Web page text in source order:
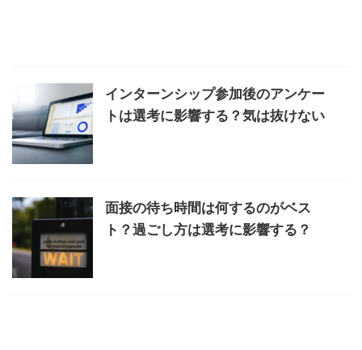
インターンシップ参加後のアンケー
トは選考に影響する？気は抜けない
面接の待ち時間は何するのがベス
ト？過ごし方は選考に影響する？